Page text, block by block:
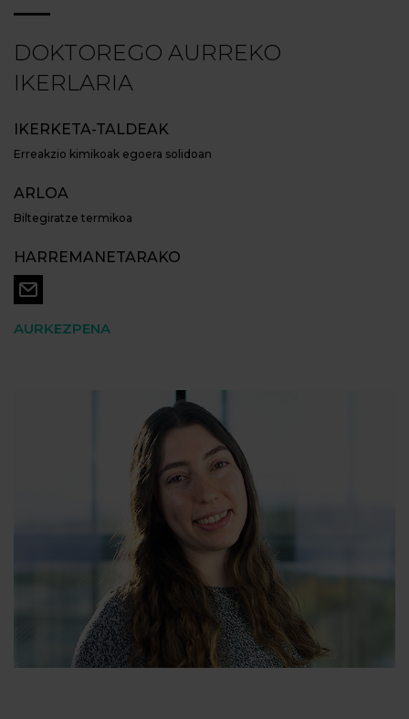
DOKTOREGO AURREKO
IKERLARIA
IKERKETA-TALDEAK
Erreakzio kimikoak egoera solidoan
ARLOA
Biltegiratze termikoa
HARREMANETARAKO
AURKEZPENA